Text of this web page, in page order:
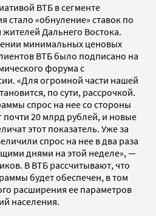
ВТБ в сегменте
стало «обнуление» ставок по
Дальнего Востока.
минимальных ценовых
ВТБ было подписано на
форума с
«Для огромной части нашей
по сути, рассрочкой.
спрос на нее со стороны
20 млрд рублей, и новые
этот показатель. Уже за
спрос на нее в два раза
днями на этой неделе», —
В ВТБ рассчитывают, что
будет обеспечен, в том
расширения ее параметров
населения.